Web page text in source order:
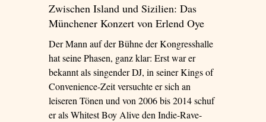
Zwischen Island und Sizilien: Das
Münchener Konzert von Erlend Oye
Der Mann auf der Bühne der Kongresshalle
hat seine Phasen, ganz klar: Erst war er
bekannt als singender DJ, in seiner Kings of
Convenience-Zeit versuchte er sich an
leiseren Tönen und von 2006 bis 2014 schuf
er als Whitest Boy Alive den Indie-Rave-